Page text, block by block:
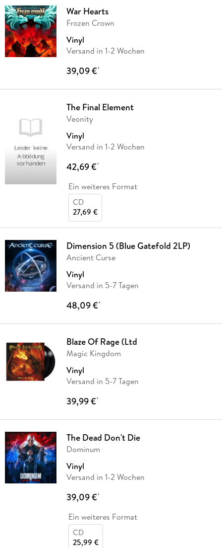
War Hearts
Frozen Crown
Vinyl
Versand in 1-2 Wochen
39,09 €*
The Final Element
Veonity
Vinyl
Versand in 1-2 Wochen
42,69 €*
Ein weiteres Format
CD
27,69 €
Dimension 5 (Blue Gatefold 2LP)
Ancient Curse
Vinyl
Versand in 5-7 Tagen
48,09 €*
Blaze Of Rage (Ltd
Magic Kingdom
Vinyl
Versand in 5-7 Tagen
39,99 €*
The Dead Don't Die
Dominum
Vinyl
Versand in 1-2 Wochen
39,09 €*
Ein weiteres Format
CD
25,99 €